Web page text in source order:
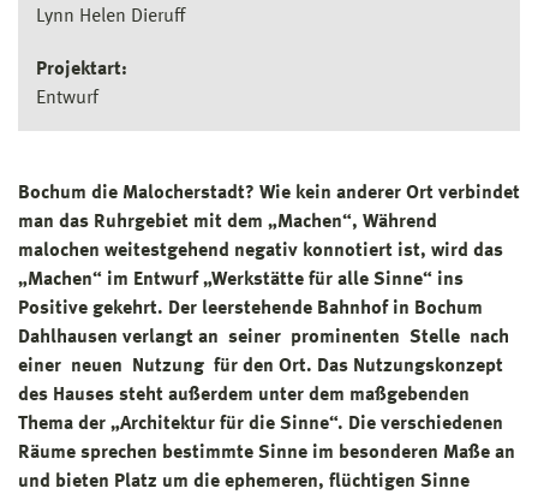
Lynn Helen Dieruff
Projektart:
Entwurf
Bochum die Malocherstadt? Wie kein anderer Ort verbindet
man das Ruhrgebiet mit dem „Machen“, Während
malochen weitestgehend negativ konnotiert ist, wird das
„Machen“ im Entwurf „Werkstätte für alle Sinne“ ins
Positive gekehrt. Der leerstehende Bahnhof in Bochum
Dahlhausen verlangt an seiner prominenten Stelle nach
einer neuen Nutzung für den Ort. Das Nutzungskonzept
des Hauses steht außerdem unter dem maßgebenden
Thema der „Architektur für die Sinne“. Die verschiedenen
Räume sprechen bestimmte Sinne im besonderen Maße an
und bieten Platz um die ephemeren, flüchtigen Sinne